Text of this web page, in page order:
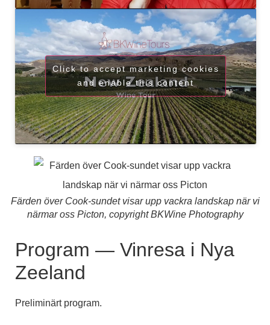
Click to accept marketing cookies
and enable this content
Färden över Cook-sundet visar upp vackra landskap när vi
närmar oss Picton, copyright BKWine Photography
Program — Vinresa i Nya
Zeeland
Preliminärt program.